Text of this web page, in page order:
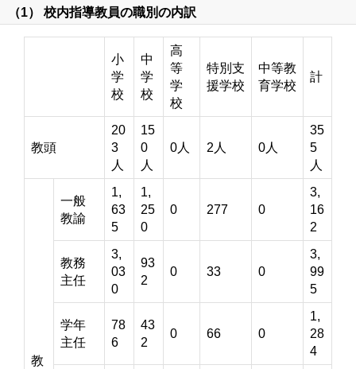
（1） 校内指導教員の職別の内訳
小
学
校
中
学
校
高
等
学
校
特別支
援学校
中等教
育学校
計
教頭
20
3
人
15
0
人
0人 2人 0人
35
5
人
教
一般
教諭
1,
63
5
1,
25
0
0 277 0
3,
16
2
教務
主任
3,
03
0
93
2
0 33 0
3,
99
5
学年
主任
78
6
43
2
0 66 0
1,
28
4